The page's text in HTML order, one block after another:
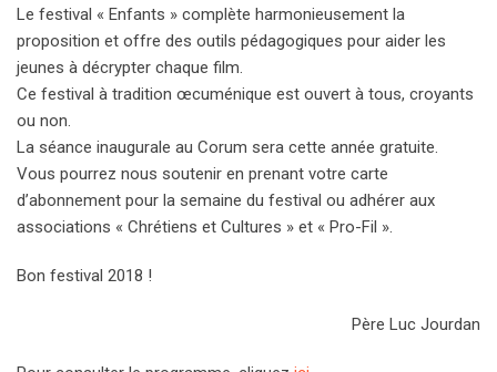
Le festival « Enfants » complète harmonieusement la
proposition et offre des outils pédagogiques pour aider les
jeunes à décrypter chaque film.
Ce festival à tradition œcuménique est ouvert à tous, croyants
ou non.
La séance inaugurale au Corum sera cette année gratuite.
Vous pourrez nous soutenir en prenant votre carte
d’abonnement pour la semaine du festival ou adhérer aux
associations « Chrétiens et Cultures » et « Pro-Fil ».
Bon festival 2018 !
Père Luc Jourdan